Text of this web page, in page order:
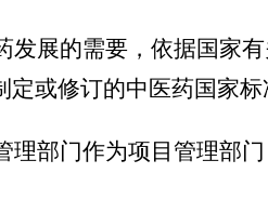
发展的需要，依据国家
或修订的中医药国家
部门作为项目管理部